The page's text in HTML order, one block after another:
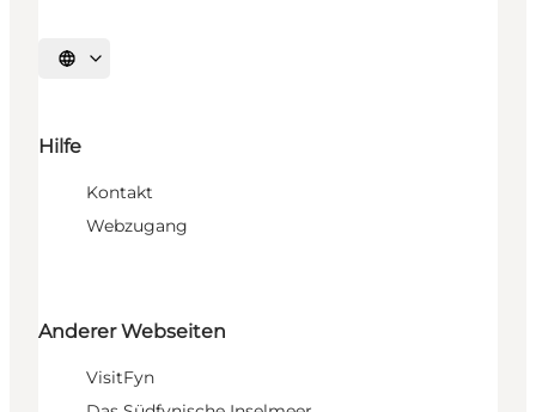
Sprache auswählen
Hilfe
Kontakt
Webzugang
Anderer Webseiten
VisitFyn